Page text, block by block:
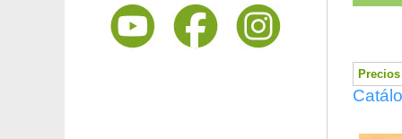
Ciprés de Lawson 'Columnaris Glauca'
Ciprés de Lawson 'Ellwoodii'
Ciprés de Lawson 'Ellwood's Gold'